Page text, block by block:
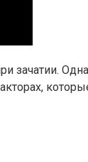
зачатии.